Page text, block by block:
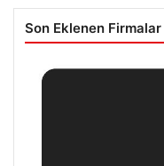
Son Eklenen Firmalar